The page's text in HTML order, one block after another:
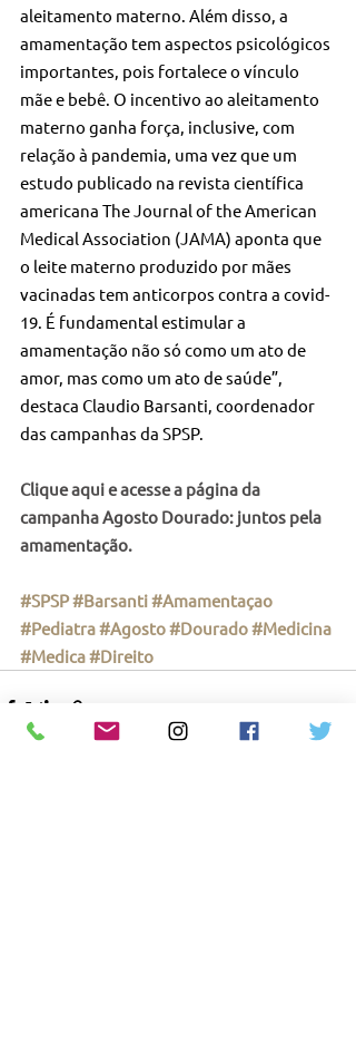
aleitamento materno. Além disso, a
amamentação tem aspectos psicológicos
importantes, pois fortalece o vínculo
mãe e bebê. O incentivo ao aleitamento
materno ganha força, inclusive, com
relação à pandemia, uma vez que um
estudo publicado na revista científica
americana The Journal of the American
Medical Association (JAMA) aponta que
o leite materno produzido por mães
vacinadas tem anticorpos contra a covid-
19. É fundamental estimular a
amamentação não só como um ato de
amor, mas como um ato de saúde”,
destaca Claudio Barsanti, coordenador
das campanhas da SPSP.
Clique aqui e acesse a página da
campanha Agosto Dourado: juntos pela
amamentação.
#SPSP#Barsanti#Amamentaçao
#Pediatra#Agosto#Dourado#Medicina
#Medica#Direito